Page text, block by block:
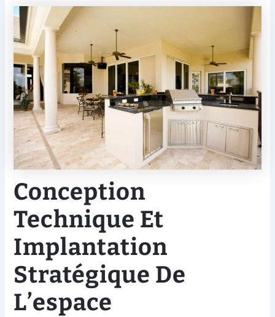
Conception
Technique Et
Implantation
Stratégique De
L’espace